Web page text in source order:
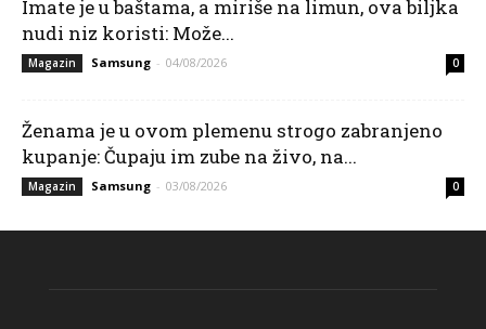
Imate je u baštama, a miriše na limun, ova biljka
nudi niz koristi: Može...
Magazin Samsung - 04/08/2026 0
Ženama je u ovom plemenu strogo zabranjeno
kupanje: Čupaju im zube na živo, na...
Magazin Samsung - 03/08/2026 0